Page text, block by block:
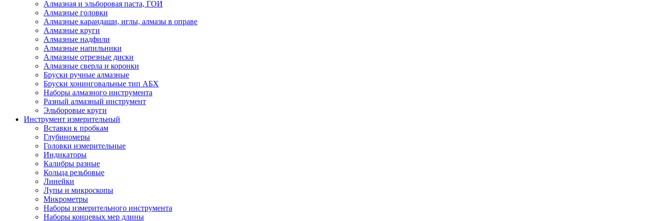
Алмазная и эльборовая паста, ГОИ
Алмазные головки
Алмазные карандаши, иглы, алмазы в оправе
Алмазные круги
Алмазные надфили
Алмазные напильники
Алмазные отрезные диски
Алмазные сверла и коронки
Бруски ручные алмазные
Бруски хонинговальные тип АБХ
Наборы алмазного инструмента
Разный алмазный инструмент
Эльборовые круги
Инструмент измерительный
Вставки к пробкам
Глубиномеры
Головки измерительные
Индикаторы
Калибры разные
Кольца резьбовые
Линейки
Лупы и микроскопы
Микрометры
Наборы измерительного инструмента
Наборы концевых мер длины